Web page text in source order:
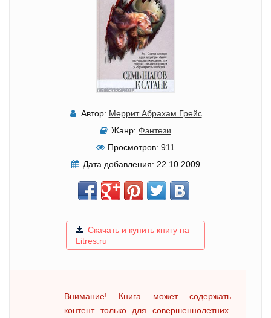
Автор: Меррит Абрахам Грейс
Жанр: Фэнтези
Просмотров: 911
Дата добавления: 22.10.2009
Скачать и купить книгу на
Litres.ru
Внимание! Книга может содержать
контент только для совершеннолетних.